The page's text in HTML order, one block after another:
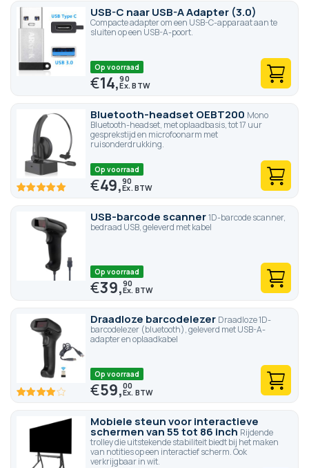
USB-C naar USB-A Adapter (3.0)
Compacte adapter om een USB-C-apparaat aan te
sluiten op een USB-A-poort.
Op voorraad
€14,90
Bluetooth-headset OEBT200 Mono
Bluetooth-headset, met oplaadbasis, tot 17 uur
gesprekstijd en microfoonarm met
ruisonderdrukking.
100 100
Op voorraad
€49,90
USB-barcode scanner1D-barcode scanner,
bedraad USB, geleverd met kabel
Op voorraad
€39,90
Draadloze barcodelezer Draadloze 1D-
barcodelezer (bluetooth), geleverd met USB-A-
adapter en oplaadkabel
80 100
Op voorraad
€59,00
Mobiele steun voor interactieve
schermen van 55 tot 86 inch Rijdende
trolley die uitstekende stabiliteit biedt bij het maken
van notities op een interactief scherm. Ook
verkrijgbaar in wit.